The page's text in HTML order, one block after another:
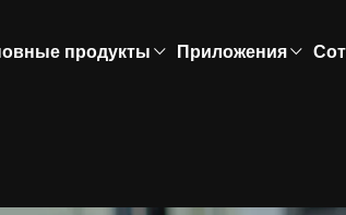
продукты Приложения